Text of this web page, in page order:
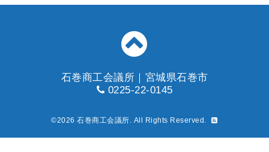
石巻商工会議所｜宮城県石巻市
0225-22-0145
©2026石巻商工会議所. All Rights Reserved.